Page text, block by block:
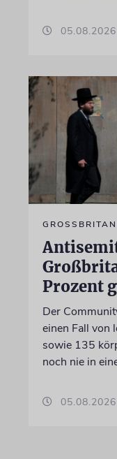
05.08.2026
Prozent
Der
einen Fall von
sowie 135
noch nie in
05.08.2026